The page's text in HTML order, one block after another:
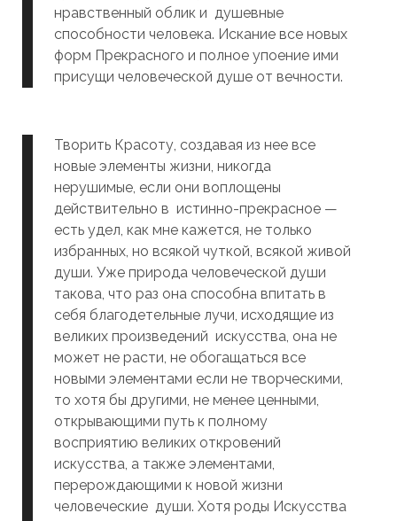
нравственный облик и душевные
способности человека. Искание все новых
форм Прекрасного и полное упоение ими
присущи человеческой душе от вечности.
Творить Красоту, создавая из нее все
новые элементы жизни, никогда
нерушимые, если они воплощены
действительно в истинно-прекрасное —
есть удел, как мне кажется, не только
избранных, но всякой чуткой, всякой живой
души. Уже природа человеческой души
такова, что раз она способна впитать в
себя благодетельные лучи, исходящие из
великих произведений искусства, она не
может не расти, не обогащаться все
новыми элементами если не творческими,
то хотя бы другими, не менее ценными,
открывающими путь к полному
восприятию великих откровений
искусства, а также элементами,
перерождающими к новой жизни
человеческие души. Хотя роды Искусства